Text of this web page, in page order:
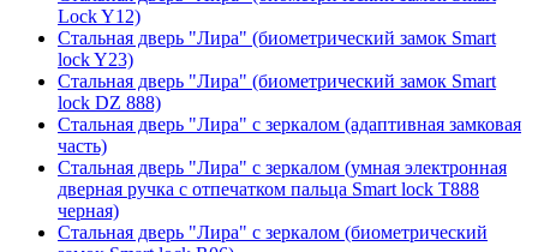
Lock Y12)
Стальная дверь "Лира" (биометрический замок Smart
lock Y23)
Стальная дверь "Лира" (биометрический замок Smart
lock DZ 888)
Стальная дверь "Лира" с зеркалом (адаптивная замковая
часть)
Стальная дверь "Лира" с зеркалом (умная электронная
дверная ручка с отпечатком пальца Smart lock T888
черная)
Стальная дверь "Лира" с зеркалом (биометрический